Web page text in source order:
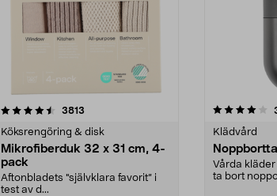
3813
Köksrengöring & disk
Mikrofiberduk 32 x 31 cm, 4-
pack
Aftonbladets "självklara favorit” i
test av d...
4.0av 5 stjärnor
Klädvård
Vårda
ta bort